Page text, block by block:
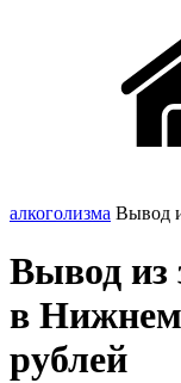
алкоголизма Вывод
Вывод из
в Нижнем
рублей